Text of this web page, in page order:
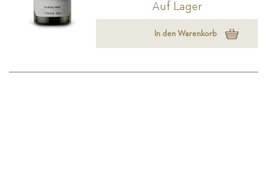
Auf Lager
In den Warenkorb